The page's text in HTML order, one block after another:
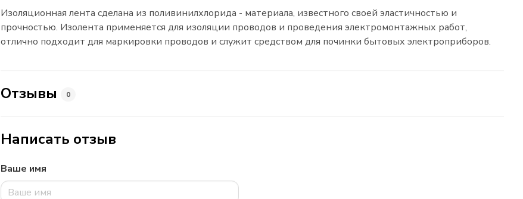
Изоляционная лента сделана из поливинилхлорида - материала, известного своей эластичностью и
прочностью. Изолента применяется для изоляции проводов и проведения электромонтажных работ,
отлично подходит для маркировки проводов и служит средством для починки бытовых электроприборов.
Отзывы 0
Написать отзыв
Ваше имя